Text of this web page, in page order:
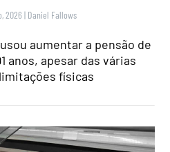
2026 | Daniel Fallows
aumentar a pensão de
anos, apesar das várias
físicas